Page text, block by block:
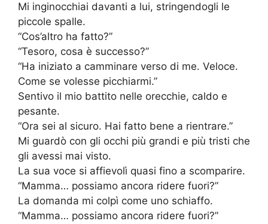
Mi inginocchiai davanti a lui, stringendogli le
piccole spalle.
“Cos’altro ha fatto?”
“Tesoro, cosa è successo?”
“Ha iniziato a camminare verso di me. Veloce.
Come se volesse picchiarmi.”
Sentivo il mio battito nelle orecchie, caldo e
pesante.
“Ora sei al sicuro. Hai fatto bene a rientrare.”
Mi guardò con gli occhi più grandi e più tristi che
gli avessi mai visto.
La sua voce si affievolì quasi fino a scomparire.
“Mamma… possiamo ancora ridere fuori?”
La domanda mi colpì come uno schiaffo.
“Mamma… possiamo ancora ridere fuori?”